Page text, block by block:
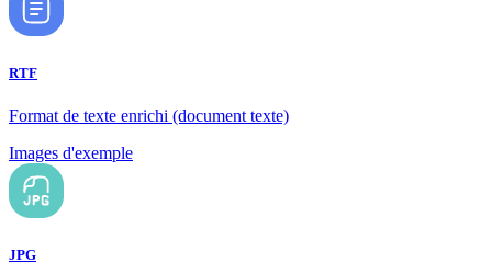
RTF
Format de texte enrichi (document texte)
Images d'exemple
JPG